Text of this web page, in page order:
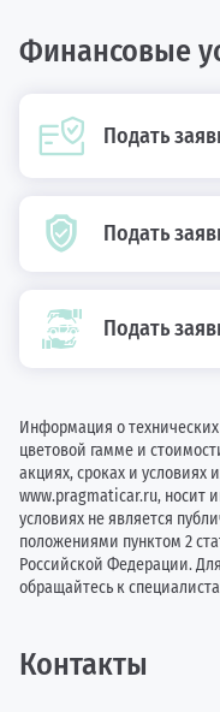
Финансовые
Подать
Подать
Подать
Информация о
цветовой гамме и
акциях, сроках и условиях
www.pragmaticar.ru, носит
условиях не является
положениями пунктом 2
Российской Федерации.
обращайтесь к
Контакты